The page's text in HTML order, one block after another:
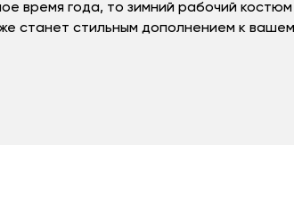
время года, то зимний рабочий
станет стильным дополнением к